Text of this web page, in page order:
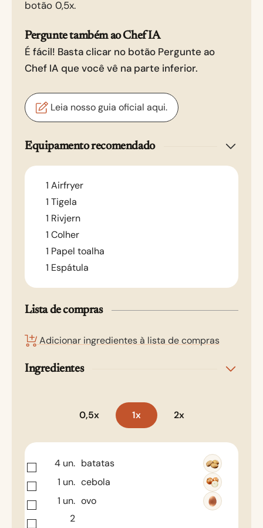
botão 0,5x.
Pergunte também ao Chef IA
É fácil! Basta clicar no botão Pergunte ao
Chef IA que você vê na parte inferior.
Leia nosso guia oficial aqui.
Equipamento recomendado
1 Airfryer
1 Tigela
1 Rivjern
1 Colher
1 Papel toalha
1 Espátula
Lista de compras
Adicionar ingredientes à lista de compras
Ingredientes
0,5x 1x 2x
4 un. batatas
1 un. cebola
1 un. ovo
2